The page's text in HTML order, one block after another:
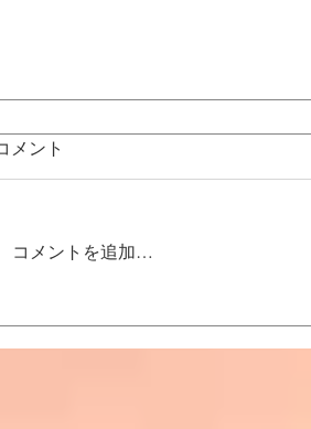
出張カーコーティング フェ
ラーリ
メント
コメントを追加…